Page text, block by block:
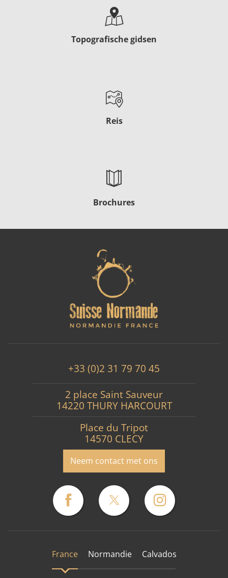
Topografische gidsen
Reis
Brochures
+33 (0)2 31 79 70 45
2 place Saint Sauveur
14220 THURY HARCOURT
Place du Tripot
14570 CLECY
Neem contact met ons
France Normandie Calvados